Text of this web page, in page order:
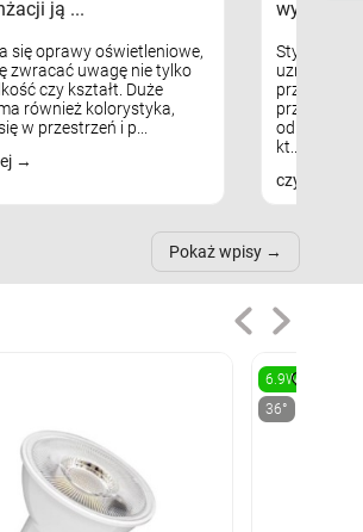
ją ...
się oprawy oświetleniowe,
zwracać uwagę nie tylko
czy kształt. Duże
również kolorystyka,
w przestrzeń i p...
Styl
uznaniem
kt...
czytaj
Pokaż wpisy
6.9W
36°